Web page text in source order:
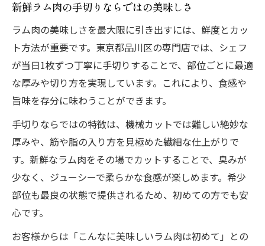
新鮮ラム肉の手切りならではの美味しさ
ラム肉の美味しさを最大限に引き出すには、鮮度とカッ
ト方法が重要です。東京都品川区の専門店では、シェフ
が当日1枚ずつ丁寧に手切りすることで、部位ごとに最適
な厚みや切り方を実現しています。これにより、食感や
旨味を存分に味わうことができます。
手切りならではの特徴は、機械カットでは難しい絶妙な
厚みや、筋や脂の入り方を見極めた繊細な仕上がりで
す。新鮮なラム肉をその場でカットすることで、臭みが
少なく、ジューシーで柔らかな食感が楽しめます。希少
部位も最良の状態で提供されるため、初めての方でも安
心です。
お客様からは「こんなに美味しいラム肉は初めて」との